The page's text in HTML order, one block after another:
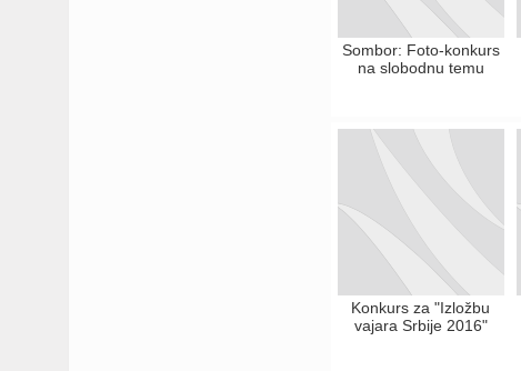
Sombor: Foto-konkurs
na slobodnu temu
Konkurs za "Izložbu
vajara Srbije 2016"